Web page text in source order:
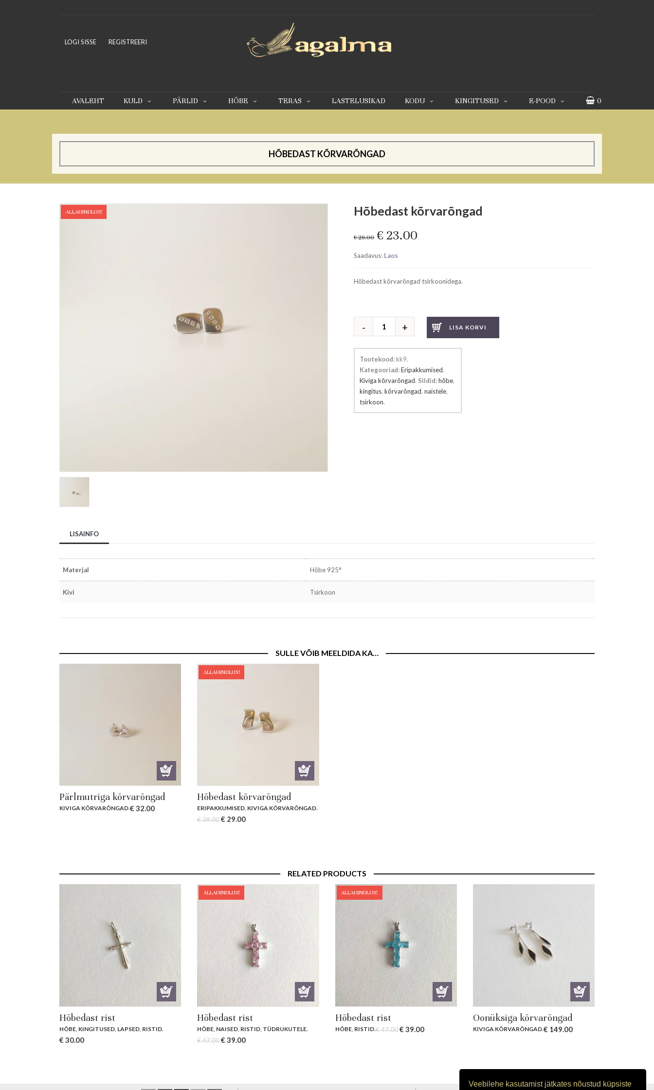
Veebilehe kasutamist jätkates nõustud küpsiste
LOGI SISSE REGISTREERI
AVALEHT KULD PÄRLID HÕBE TERAS LASTELUSIKAD KODU KINGITUSED E-POOD 0
HÕBEDAST KÕRVARÕNGAD
ALLAHINDLUS! Hõbedast kõrvarõngad
€29.00 Original
price
€ 29.00.
€ 23.00
€ 23.00.
Saadavus: Laos
Hõbedast kõrvarõngad tsirkoonidega.
kõrvarõngad
LISA KORVI
Tootekood: kk9.
Kategooriad:Eripakkumised,
Kiviga kõrvarõngad. Sildid:hõbe,
kingitus, kõrvarõngad, naistele,
tsirkoon.
LISAINFO
Materjal Hõbe 925°
Kivi Tsirkoon
SULLE VÕIB MEELDIDA KA…
Pärlmutriga kõrvarõngad
KIVIGA KÕRVARÕNGAD.€ 32.00
ALLAHINDLUS!
Hõbedast kõrvarõngad
ERIPAKKUMISED, KIVIGA KÕRVARÕNGAD.
€39.00Original
€ 29.00Current
RELATED PRODUCTS
Hõbedast rist
HÕBE KINGITUSED LAPSED RISTID.
€ 30.00
ALLAHINDLUS!
Hõbedast rist
HÕBE NAISED RISTID TÜDRUKUTELE.
€47.00Original
€ 39.00Current
ALLAHINDLUS!
Hõbedast rist
HÕBE, RISTID.€47.00 Original
€ 39.00Current
Oonüksiga kõrvarõngad
KIVIGA KÕRVARÕNGAD.€ 149.00